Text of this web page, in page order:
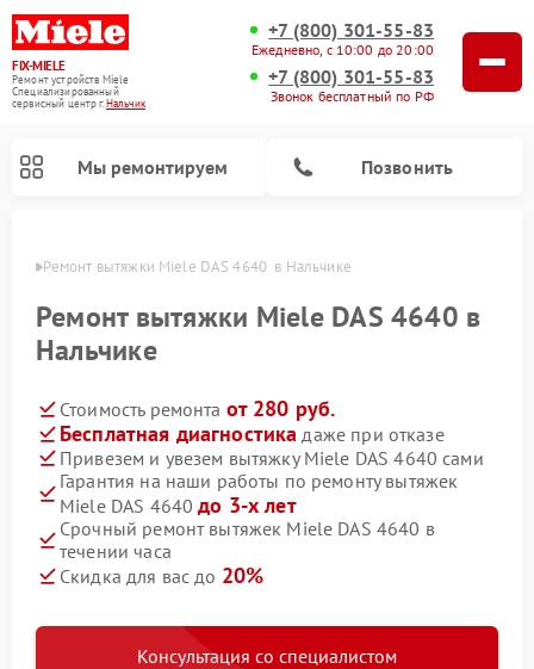
FIX-MIELE
Ремонт устройств Miele
Специализированный
cервисный центр г.Нальчик
+7 (800) 301-55-83
Ежедневно, с 10:00 до 20:00
+7 (800) 301-55-83
Звонок бесплатный по РФ
Мы ремонтируем Позвонить
Ремонт вытяжки Miele DAS 4640  в Нальчике
Ремонт вытяжки Miele DAS 4640 в
Нальчике
Стоимость ремонта от 280 руб.
Бесплатная диагностика даже при отказе
Привезем и увезем вытяжку Miele DAS 4640 сами
Гарантия на наши работы по ремонту вытяжек
Miele DAS 4640до 3-х лет
Срочный ремонт вытяжек Miele DAS 4640 в
течении часа
Скидка для вас до 20%
Консультация со специалистом